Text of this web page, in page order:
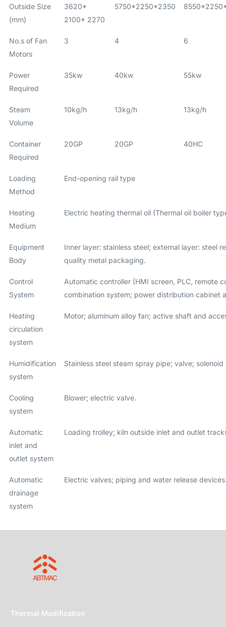
Outside Size
(mm)
3620*
2100* 2270
5750*2250*2350
No.s of Fan
Motors
3 4 6
Power
Required
35kw 40kw 55kw
Steam
Volume
10kg/h 13kg/h 13kg/h
Container
Required
20GP 20GP 40HC
Loading
Method
End-opening rail type
Heating
Medium
Electric heating thermal oil (Thermal oil boiler
Equipment
Body
Inner layer: stainless steel; external layer: steel
quality metal packaging.
Control
System
Automatic controller (HMI screen, PLC, remote
combination system; power distribution cabinet
Heating
circulation
system
Motor; aluminum alloy fan; active shaft and
Humidification
system
Stainless steel steam spray pipe; valve; solenoid
Cooling
system
Blower; electric valve.
Automatic
inlet and
outlet system
Loading trolley; kiln outside inlet and outlet
Automatic
drainage
system
Electric valves; piping and water release
Thermal Modification